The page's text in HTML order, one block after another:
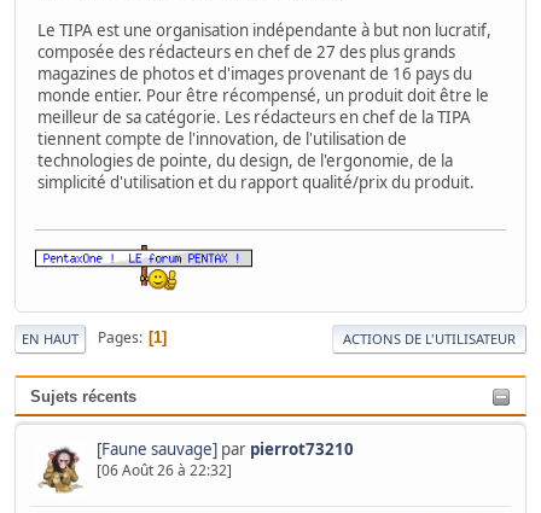
Le TIPA est une organisation indépendante à but non lucratif,
composée des rédacteurs en chef de 27 des plus grands
magazines de photos et d'images provenant de 16 pays du
monde entier. Pour être récompensé, un produit doit être le
meilleur de sa catégorie. Les rédacteurs en chef de la TIPA
tiennent compte de l'innovation, de l'utilisation de
technologies de pointe, du design, de l'ergonomie, de la
simplicité d'utilisation et du rapport qualité/prix du produit.
EN HAUT Pages 1 ACTIONS DE L'UTILISATEUR
Sujets récents
[Faune sauvage] par pierrot73210
[06 Août 26 à 22:32]